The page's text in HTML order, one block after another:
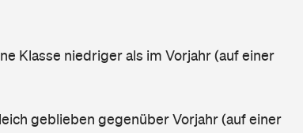
Klasse niedriger als im Vorjahr (auf einer
geblieben gegenüber Vorjahr (auf einer